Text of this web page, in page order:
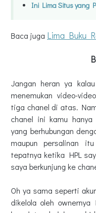
Ini Lima Situs yang
Baca juga Lima Buku
Jangan heran ya
menemukan video-
tiga chanel di atas.
chanel ini kamu hanya
yang berhubungan
maupun persalinan
tepatnya ketika HPL
saya berkunjung ke
Oh ya sama seperti
dikelola oleh ownernya